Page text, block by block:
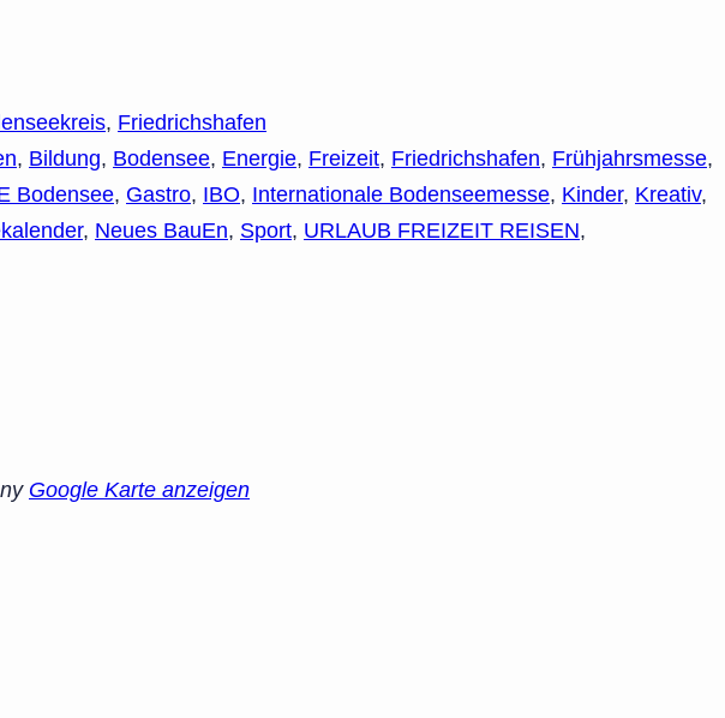
, Friedrichshafen
, Bildung, Bodensee, Energie, Freizeit, Friedrichshafen, Frühjahrsmesse,
Bodensee, Gastro, IBO, Internationale Bodenseemesse, Kinder, Kreativ,
, Neues BauEn, Sport, URLAUB FREIZEIT REISEN,
Google Karte anzeigen